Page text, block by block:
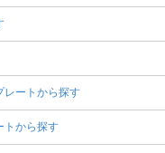
レートから探す
トから探す